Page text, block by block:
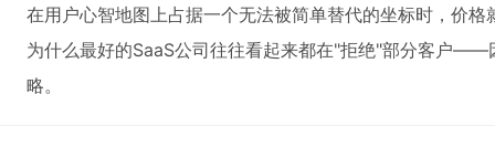
在用户心智地图上占据一个无法被简单替代的坐标时，价
为什么最好的SaaS公司往往看起来都在"拒绝"部分客户——
略。